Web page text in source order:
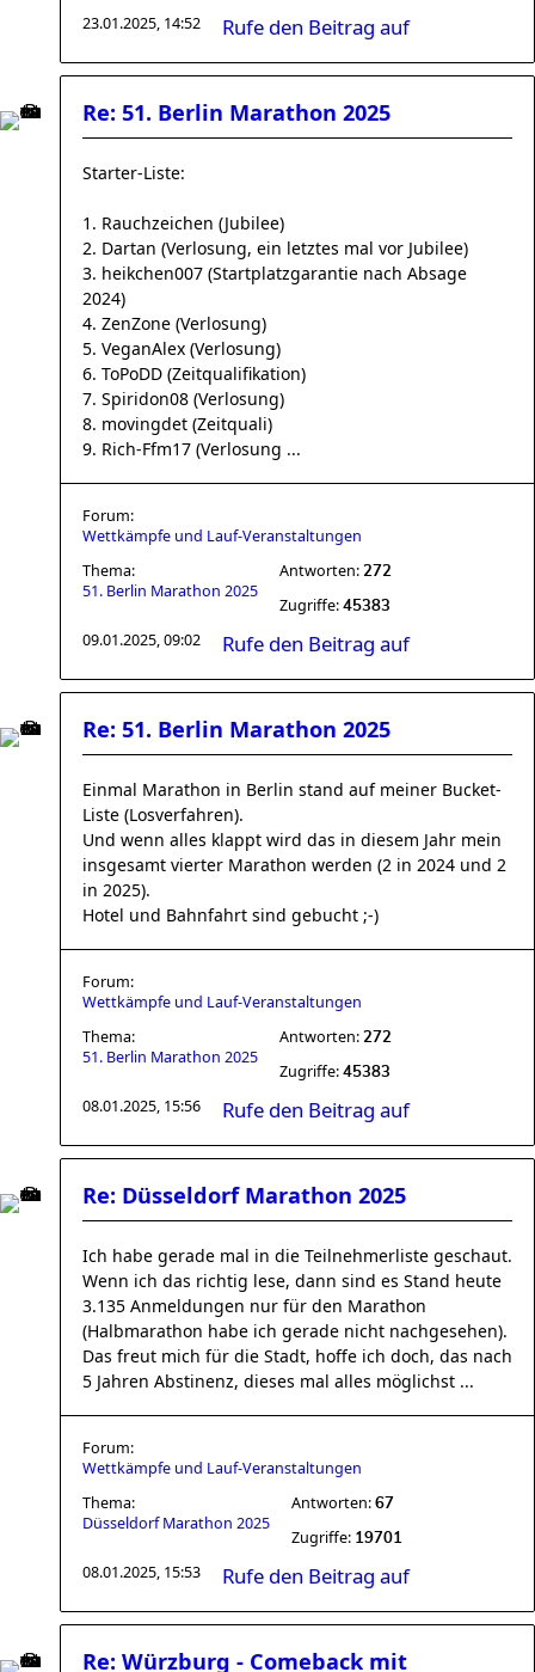
23.01.2025, 14:52 Rufe den Beitrag auf
Re: 51. Berlin Marathon 2025
Starter-Liste:
1. Rauchzeichen (Jubilee)
2. Dartan (Verlosung, ein letztes mal vor Jubilee)
3. heikchen007 (Startplatzgarantie nach Absage
2024)
4. ZenZone (Verlosung)
5. VeganAlex (Verlosung)
6. ToPoDD (Zeitqualifikation)
7. Spiridon08 (Verlosung)
8. movingdet (Zeitquali)
9. Rich-Ffm17 (Verlosung ...
Forum:
Wettkämpfe und Lauf-Veranstaltungen
Thema:
51. Berlin Marathon 2025
Antworten: 272
Zugriffe: 45383
09.01.2025, 09:02 Rufe den Beitrag auf
Re: 51. Berlin Marathon 2025
Einmal Marathon in Berlin stand auf meiner Bucket-
Liste (Losverfahren).
Und wenn alles klappt wird das in diesem Jahr mein
insgesamt vierter Marathon werden (2 in 2024 und 2
in 2025).
Hotel und Bahnfahrt sind gebucht ;-)
Forum:
Wettkämpfe und Lauf-Veranstaltungen
Thema:
51. Berlin Marathon 2025
Antworten: 272
Zugriffe: 45383
08.01.2025, 15:56 Rufe den Beitrag auf
Re: Düsseldorf Marathon 2025
Ich habe gerade mal in die Teilnehmerliste geschaut.
Wenn ich das richtig lese, dann sind es Stand heute
3.135 Anmeldungen nur für den Marathon
(Halbmarathon habe ich gerade nicht nachgesehen).
Das freut mich für die Stadt, hoffe ich doch, das nach
5 Jahren Abstinenz, dieses mal alles möglichst ...
Forum:
Wettkämpfe und Lauf-Veranstaltungen
Thema:
Düsseldorf Marathon 2025
Antworten: 67
Zugriffe: 19701
08.01.2025, 15:53 Rufe den Beitrag auf
Re: Würzburg - Comeback mit